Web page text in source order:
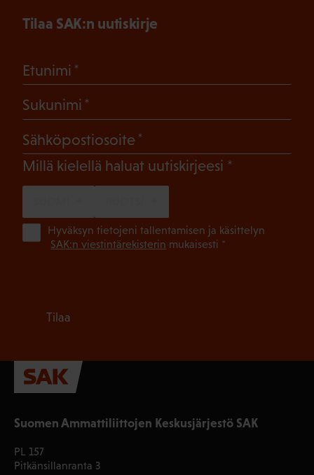
Suomen Ammattiliittojen Keskusjärjestö SAK
PL 157
Pitkänsillanranta 3
Tilaa SAK:n uutiskirje
Etunimi
Sukunimi
Sähköpostiosoite
Millä kielellä haluat uutiskirjeesi (Pakollinen)
Hyväksyn tietojeni tallentamisen ja käsittelyn
SAK:n viestintärekisterin mukaisesti *
Tilaa